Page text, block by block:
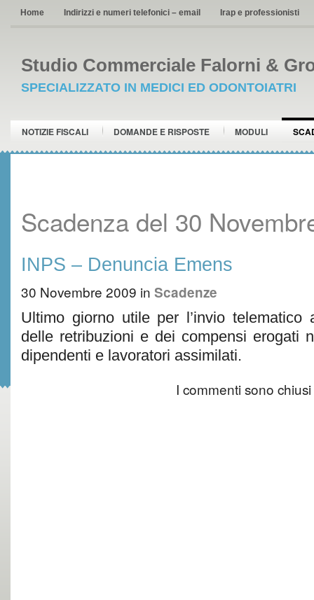
Home Indirizzi e numeri telefonici – email Irap e professionisti
Studio Commerciale Falorni &
SPECIALIZZATO IN MEDICI ED ODONTOIATRI
NOTIZIE FISCALI DOMANDE E RISPOSTE MODULI
Scadenza del 30
INPS – Denuncia Emens
30 Novembre 2009 in Scadenze
Ultimo giorno utile per l’invio telematico
delle retribuzioni e dei compensi erogati
dipendenti e lavoratori assimilati.
I commenti sono chiusi